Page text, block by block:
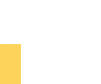
速集線器 HB-